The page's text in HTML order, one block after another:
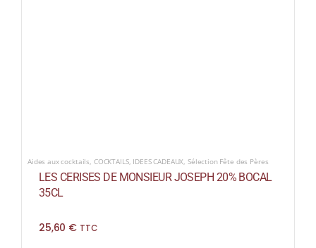
Aides aux cocktails, COCKTAILS, IDEES CADEAUX, Sélection Fête des Pères
LES CERISES DE MONSIEUR JOSEPH 20% BOCAL
35CL
25,60 € TTC